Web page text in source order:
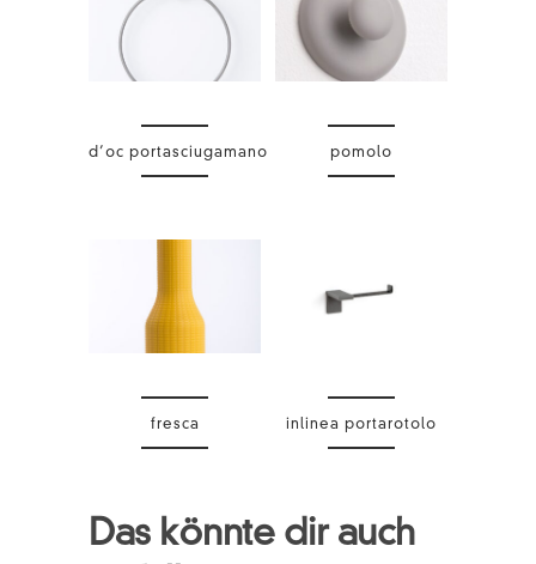
d’oc portasciugamano pomolo
fresca inlinea portarotolo
Das könnte dir auch